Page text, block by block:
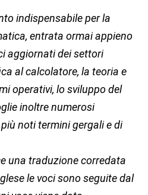
indispensabile per la
entrata ormai appieno
aggiornati dei settori
al calcolatore, la teoria e
operativi, lo sviluppo del
inoltre numerosi
noti termini gergali e di
una traduzione corredata
le voci sono seguite dal